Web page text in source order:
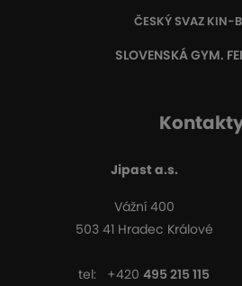
ČESKÝ SVAZ KIN-
SLOVENSKÁ GYM.
Jipast a.s.
Vážní 400
503 41 Hradec Králové
tel: +420 495 215 115